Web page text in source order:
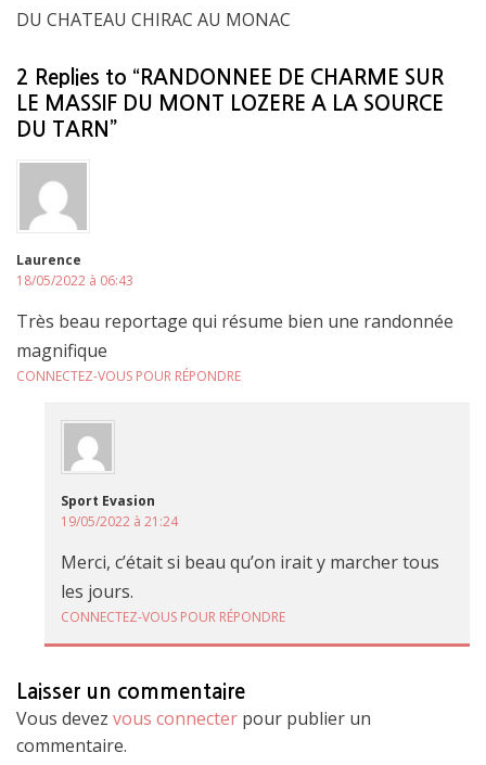
DU CHATEAU CHIRAC AU MONAC
2 Replies to “RANDONNEE DE CHARME SUR
LE MASSIF DU MONT LOZERE A LA SOURCE
DU TARN”
Laurence
18/05/2022 à 06:43
Très beau reportage qui résume bien une randonnée
magnifique
CONNECTEZ-VOUS POUR RÉPONDRE
Sport Evasion
19/05/2022 à 21:24
Merci, c’était si beau qu’on irait y marcher tous
les jours.
CONNECTEZ-VOUS POUR RÉPONDRE
Laisser un commentaire
Vous devez vous connecter pour publier un
commentaire.